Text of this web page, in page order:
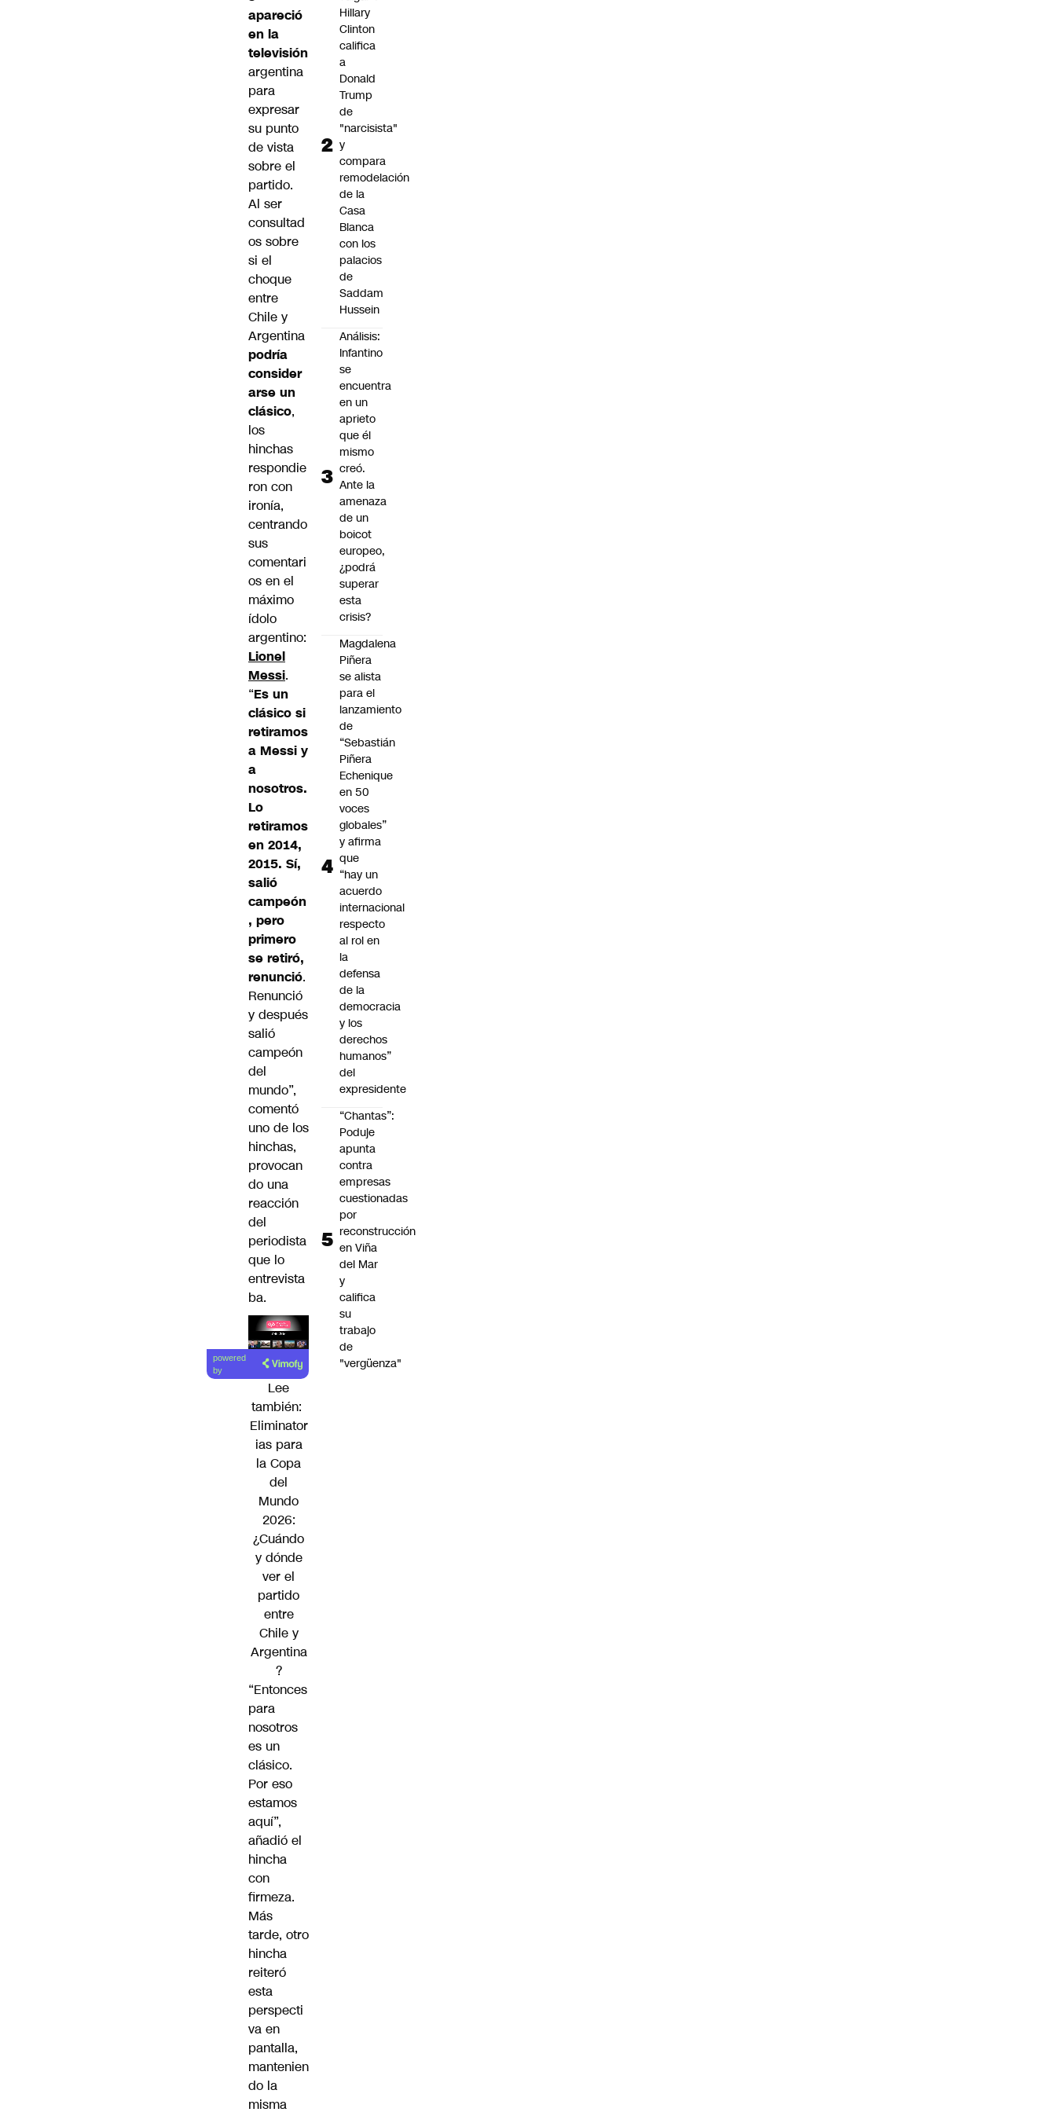
apareció
en la
televisión
argentina
para
expresar
su punto
de vista
sobre el
partido.
Al ser
consultad
os sobre
si el
choque
entre
Chile y
Argentina
podría
consider
arse un
clásico,
los
hinchas
respondie
ron con
ironía,
centrando
sus
comentari
os en el
máximo
ídolo
argentino:
Lionel
Messi.
“Es un
clásico si
retiramos
a Messi y
a
nosotros.
Lo
retiramos
en 2014,
2015. Sí,
salió
campeón
, pero
primero
se retiró,
renunció.
Renunció
y después
salió
campeón
del
mundo”,
comentó
uno de los
hinchas,
provocan
do una
reacción
del
periodista
que lo
entrevista
ba.
Lea el
artículo
powered
by
Lee
también:
Eliminator
ias para
la Copa
del
Mundo
2026:
¿Cuándo
y dónde
ver el
partido
entre
Chile y
Argentina
?
“Entonces
para
nosotros
es un
clásico.
Por eso
estamos
aquí”,
añadió el
hincha
con
firmeza.
Más
tarde, otro
hincha
reiteró
esta
perspecti
va en
pantalla,
mantenien
do la
misma
Hillary
Clinton
califica
a
Donald
Trump
de
"narcisista"
y
compara
remodelación
de la
Casa
Blanca
con los
palacios
de
Saddam
Hussein
Análisis:
Infantino
se
encuentra
en un
aprieto
que él
mismo
creó.
Ante la
amenaza
de un
boicot
europeo,
¿podrá
superar
esta
crisis?
Magdalena
Piñera
se alista
para el
lanzamiento
de
“Sebastián
Piñera
Echenique
en 50
voces
globales”
y afirma
que
“hay un
acuerdo
internacional
respecto
al rol en
la
defensa
de la
democracia
y los
derechos
humanos”
del
expresidente
“Chantas”:
Poduje
apunta
contra
empresas
cuestionadas
por
reconstrucción
en Viña
del Mar
y
califica
su
trabajo
de
"vergüenza"